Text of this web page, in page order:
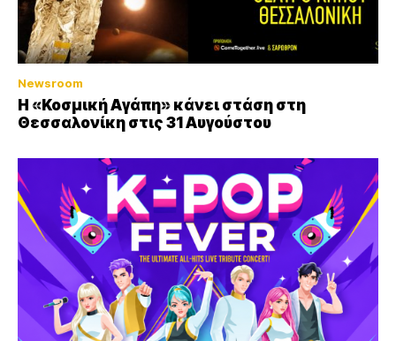
Newsroom
Η «Κοσμική Αγάπη» κάνει στάση στη
Θεσσαλονίκη στις 31 Αυγούστου